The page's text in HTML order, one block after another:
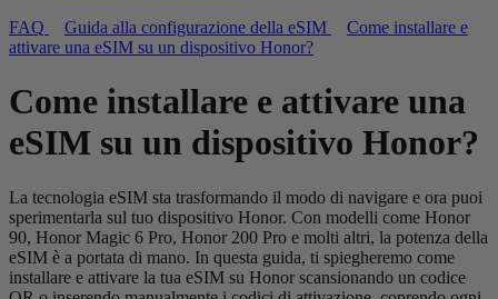
FAQ
Guida alla configurazione della eSIM
Come installare e
attivare una eSIM su un dispositivo Honor?
Come installare e attivare una
eSIM su un dispositivo Honor?
La tecnologia eSIM sta trasformando il modo di navigare e ora puoi
sperimentarla sul tuo dispositivo Honor. Con modelli come Honor
90, Honor Magic 6 Pro, Honor 200 Pro e molti altri, la potenza della
eSIM è a portata di mano. In questa guida, ti spiegheremo come
installare e attivare la tua eSIM su Honor scansionando un codice